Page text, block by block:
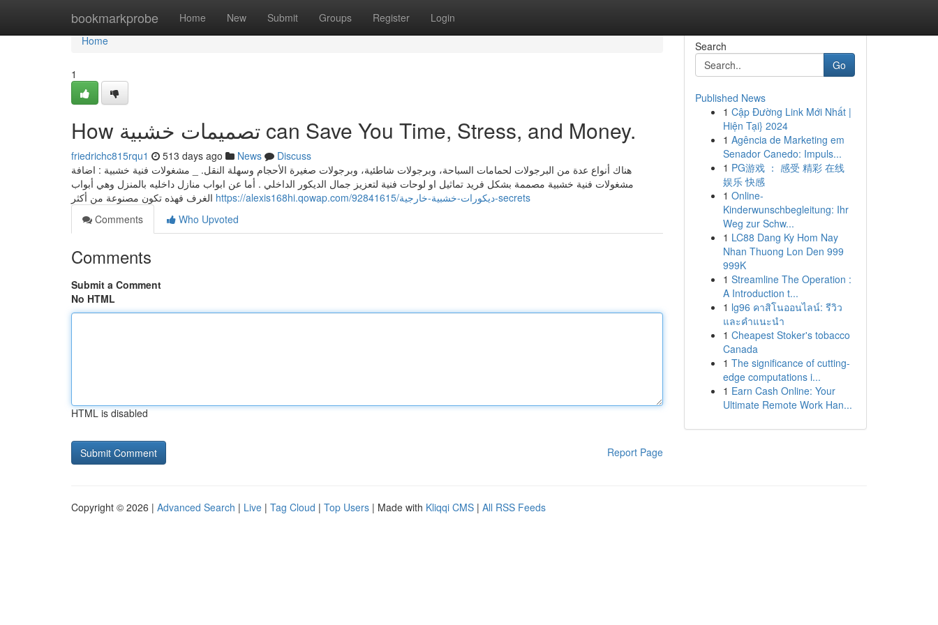
bookmarkprobe Home New Submit Groups Register Login
Home
Home
1
How تصميمات خشبية can Save You Time, Stress, and Money.
friedrichc815rqu1 513 days ago News
Discuss
هناك أنواع عدة من البرجولات لحمامات السباحة، وبرجولات شاطئية، وبرجولات صغيرة الأحجام وسهلة النقل. _ مشغولات فنية خشبية : اضافة
مشغولات فنية خشبية مصممة بشكل فريد تماثيل او لوحات فنية لتعزيز جمال الديكور الداخلي . أما عن ابواب منازل داخليه بالمنزل وهي أبواب
https://alexis168hi.qowap.com/92841615/ديكورات-خشبية-خارجية-secrets
Comments
Who Upvoted
Comments
Submit a Comment
No HTML
HTML is disabled
Report Page
Search
Go
Published News
1 Cập Đường Link Mới Nhất |
Hiện Tại} 2024
1 Agência de Marketing em
Senador Canedo: Impuls...
1 PG游戏 ： 感受 精彩 在线
娱乐 快感
1 Online-
Kinderwunschbegleitung: Ihr
Weg zur Schw...
1 LC88 Dang Ky Hom Nay
Nhan Thuong Lon Den 999
999K
1 Streamline The Operation :
A Introduction t...
1 lg96 คาสิโนออนไลน์: รีวิว
และคำแนะนำ
1 Cheapest Stoker's tobacco
Canada
1 The significance of cutting-
edge computations i...
1 Earn Cash Online: Your
Ultimate Remote Work Han...
Copyright © 2026 | Advanced Search | Live | Tag Cloud | Top Users | Made with Kliqqi CMS | All RSS Feeds